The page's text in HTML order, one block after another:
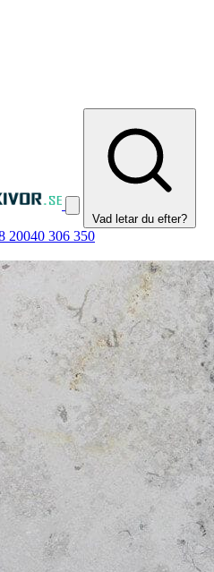
Vad letar du efter?
20040 306 350